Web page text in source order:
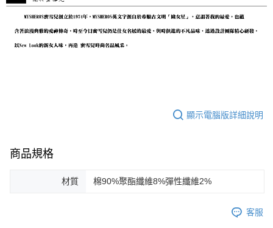
顯示電腦版詳細說明
商品規格
材質 棉90%聚酯纖維8%彈性纖維2%
客服